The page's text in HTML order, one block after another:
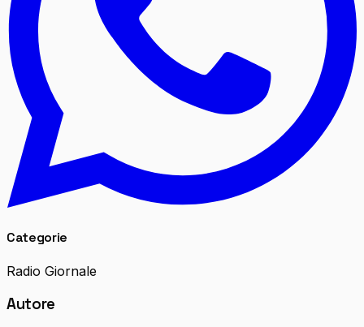
Categorie
Radio Giornale
Autore